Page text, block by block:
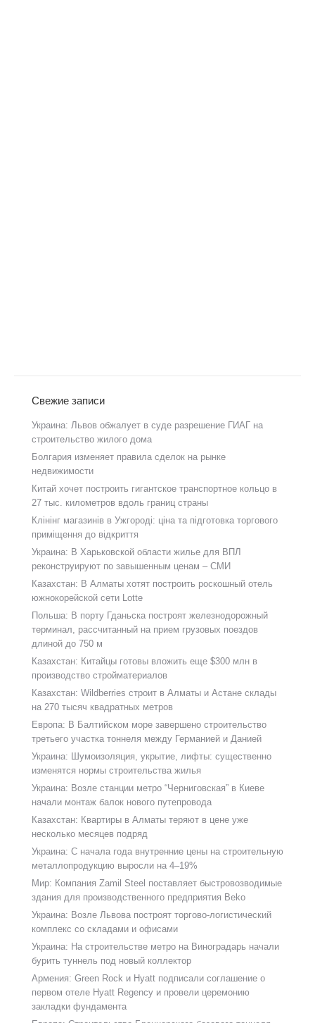
Свежие записи
Украина: Львов обжалует в суде разрешение ГИАГ на
строительство жилого дома
Болгария изменяет правила сделок на рынке
недвижимости
Китай хочет построить гигантское транспортное кольцо в
27 тыс. километров вдоль границ страны
Клінінг магазинів в Ужгороді: ціна та підготовка торгового
приміщення до відкриття
Украина: В Харьковской области жилье для ВПЛ
реконструируют по завышенным ценам – СМИ
Казахстан: В Алматы хотят построить роскошный отель
южнокорейской сети Lotte
Польша: В порту Гданьска построят железнодорожный
терминал, рассчитанный на прием грузовых поездов
длиной до 750 м
Казахстан: Китайцы готовы вложить еще $300 млн в
производство стройматериалов
Казахстан: Wildberries строит в Алматы и Астане склады
на 270 тысяч квадратных метров
Европа: В Балтийском море завершено строительство
третьего участка тоннеля между Германией и Данией
Украина: Шумоизоляция, укрытие, лифты: существенно
изменятся нормы строительства жилья
Украина: Возле станции метро “Черниговская” в Киеве
начали монтаж балок нового путепровода
Казахстан: Квартиры в Алматы теряют в цене уже
несколько месяцев подряд
Украина: С начала года внутренние цены на строительную
металлопродукцию выросли на 4–19%
Мир: Компания Zamil Steel поставляет быстровозводимые
здания для производственного предприятия Beko
Украина: Возле Львова построят торгово-логистический
комплекс со складами и офисами
Украина: На строительстве метро на Виноградарь начали
бурить туннель под новый коллектор
Армения: Green Rock и Hyatt подписали соглашение о
первом отеле Hyatt Regency и провели церемонию
закладки фундамента